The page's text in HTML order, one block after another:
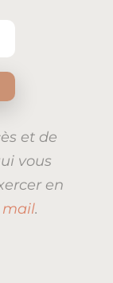
et de
vous
en
mail.